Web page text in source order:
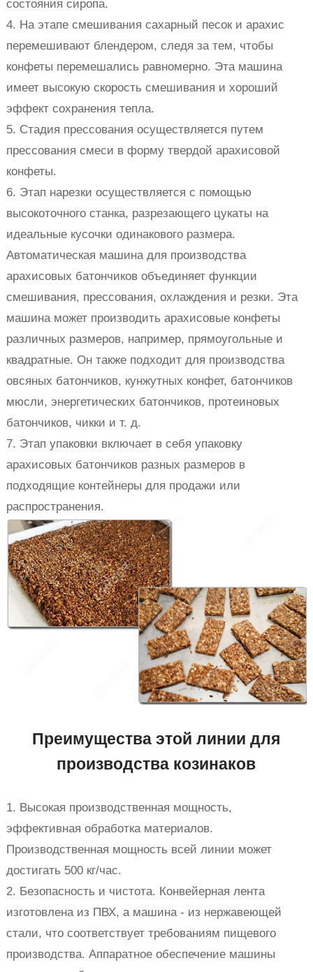
состояния сиропа.
4. На этапе смешивания сахарный песок и арахис
перемешивают блендером, следя за тем, чтобы
конфеты перемешались равномерно. Эта машина
имеет высокую скорость смешивания и хороший
эффект сохранения тепла.
5. Стадия прессования осуществляется путем
прессования смеси в форму твердой арахисовой
конфеты.
6. Этап нарезки осуществляется с помощью
высокоточного станка, разрезающего цукаты на
идеальные кусочки одинакового размера.
Автоматическая машина для производства
арахисовых батончиков объединяет функции
смешивания, прессования, охлаждения и резки. Эта
машина может производить арахисовые конфеты
различных размеров, например, прямоугольные и
квадратные. Он также подходит для производства
овсяных батончиков, кунжутных конфет, батончиков
мюсли, энергетических батончиков, протеиновых
батончиков, чикки и т. д.
7. Этап упаковки включает в себя упаковку
арахисовых батончиков разных размеров в
подходящие контейнеры для продажи или
распространения.
Преимущества этой линии для
производства козинаков
1. Высокая производственная мощность,
эффективная обработка материалов.
Производственная мощность всей линии может
достигать 500 кг/час.
2. Безопасность и чистота. Конвейерная лента
изготовлена из ПВХ, а машина - из нержавеющей
стали, что соответствует требованиям пищевого
производства. Аппаратное обеспечение машины